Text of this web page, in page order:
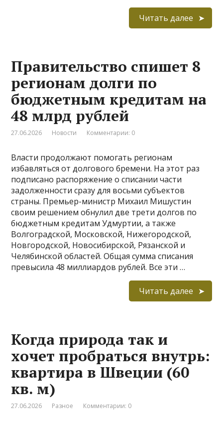
Читать далее
Правительство спишет 8
регионам долги по
бюджетным кредитам на
48 млрд рублей
27.06.2026 Новости Комментарии: 0
Власти продолжают помогать регионам
избавляться от долгового бремени. На этот раз
подписано распоряжение о списании части
задолженности сразу для восьми субъектов
страны. Премьер-министр Михаил Мишустин
своим решением обнулил две трети долгов по
бюджетным кредитам Удмуртии, а также
Волгоградской, Московской, Нижегородской,
Новгородской, Новосибирской, Рязанской и
Челябинской областей. Общая сумма списания
превысила 48 миллиардов рублей. Все эти …
Читать далее
Когда природа так и
хочет пробраться внутрь:
квартира в Швеции (60
кв. м)
27.06.2026 Разное Комментарии: 0